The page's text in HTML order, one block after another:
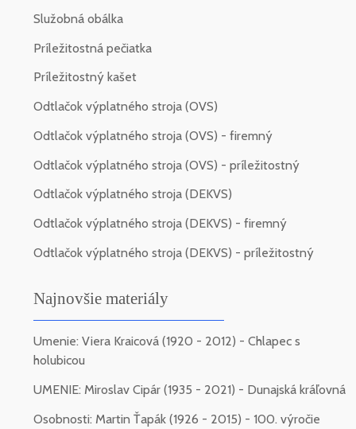
Služobná obálka
Príležitostná pečiatka
Príležitostný kašet
Odtlačok výplatného stroja (OVS)
Odtlačok výplatného stroja (OVS) - firemný
Odtlačok výplatného stroja (OVS) - príležitostný
Odtlačok výplatného stroja (DEKVS)
Odtlačok výplatného stroja (DEKVS) - firemný
Odtlačok výplatného stroja (DEKVS) - príležitostný
Najnovšie materiály
Umenie: Viera Kraicová (1920 - 2012) - Chlapec s
holubicou
UMENIE: Miroslav Cipár (1935 - 2021) - Dunajská kráľovná
Osobnosti: Martin Ťapák (1926 - 2015) - 100. výročie